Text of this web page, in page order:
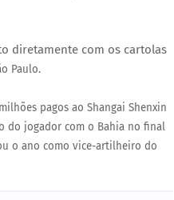
diretamente com os cartolas
Paulo.
pagos ao Shangai Shenxin
do jogador com o Bahia no final
o ano como vice-artilheiro do